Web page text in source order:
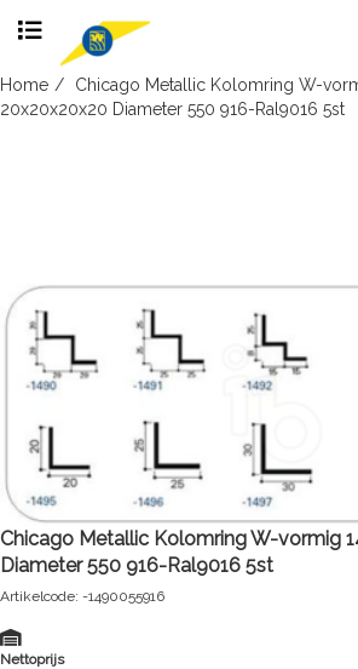
Skip
to
Home
Chicago Metallic Kolomring W-
20x20x20x20 Diameter 550 916-Ral9016 5st
Chicago Metallic Kolomring W-vormig
Diameter 550 916-Ral9016 5st
Artikelcode: -1490055916
Nettoprijs